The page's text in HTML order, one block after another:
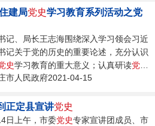
建局党史学习教育系列活动之党
记、局长王志海围绕深入学习领会习近
记关于党的历史的重要论述，充分认识
史学习教育的重大意义；认真研读党史
作，全面了解中国共产党百年奋斗的光
重点和开展党史学习教育，要学懂弄
市人民政府2021-04-15
正定县宣讲党史
日上午，市委党史专家宣讲团成员、市